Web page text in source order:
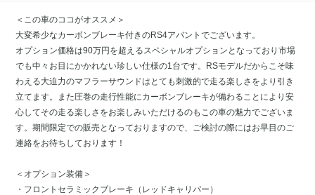
＜この車のココがオススメ＞
大変希少なカーボンブレーキ付きのRS4アバントでございます。
オプション価格は90万円を超えるスペシャルオプションとなっており市場
でも中々お目にかかれない珍しい仕様の1台です。RSモデルだからこそ味
わえる大迫力のマフラーサウンドはとても刺激的で走る楽しさをより引き
立てます。また圧巻の走行性能にカーボンブレーキが備わることにより安
心してその走る楽しさをお楽しみいただけるのもこの車の魅力でございま
す。期間限定での販売となっておりますので、ご検討の際にはお早目のご
連絡をお待ちしております！
＜オプション装備＞
・フロントセラミックブレーキ（レッドキャリパー）